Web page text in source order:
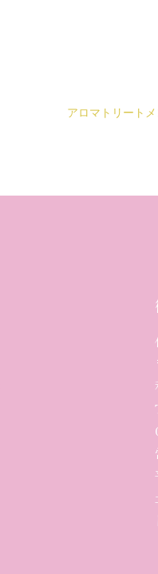
アロマトリート